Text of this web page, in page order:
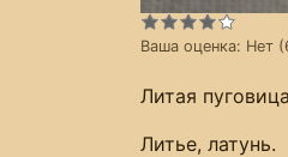
Ваша оценка: Нет (
Литая
Литье, латунь.